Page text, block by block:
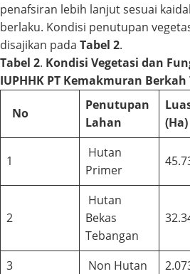
penafsiran lebih lanjut sesuai
berlaku. Kondisi penutupan
disajikan pada Tabel 2.
Tabel 2. Kondisi Vegetasi dan
IUPHHK PT Kemakmuran
No
Penutupan
Lahan
(Ha)
1
Hutan
Primer
2
Hutan
Bekas
Tebangan
3 Non Hutan